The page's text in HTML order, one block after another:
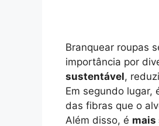
Branquear roupas
importância por
sustentável,
Em segundo lugar,
das fibras que o
Além disso, é mais